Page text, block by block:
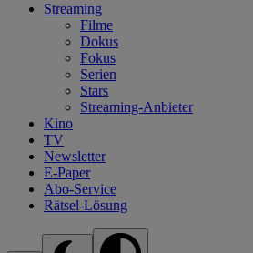
Streaming
Filme
Dokus
Fokus
Serien
Stars
Streaming-Anbieter
Kino
TV
Newsletter
E-Paper
Abo-Service
Rätsel-Lösung